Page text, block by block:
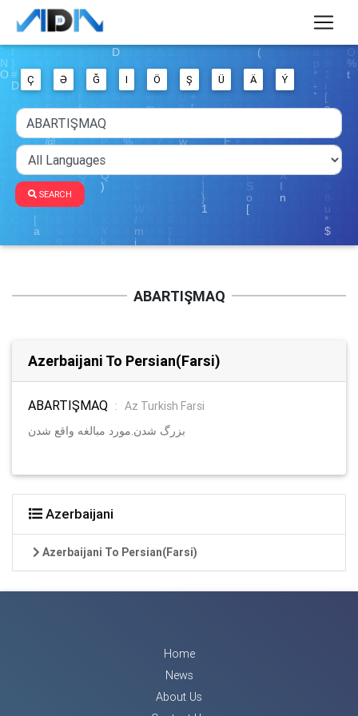
Ç Ə Ğ I Ö Ş Ü Ä Ý
SEARCH
ABARTIŞMAQ
Azerbaijani To Persian(Farsi)
ABARTIŞMAQ : Az Turkish Farsi
بزرگ شدن.مورد مبالغه واقع شدن
Azerbaijani
Azerbaijani To Persian(Farsi)
Home
News
About Us